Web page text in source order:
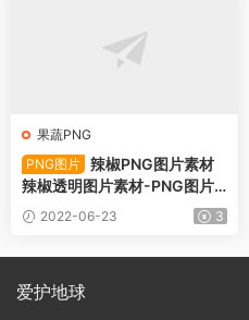
果蔬PNG
PNG图片 辣椒PNG图片素材
辣椒透明图片素材-PNG图片1
03984下载
2022-06-23 3
爱护地球